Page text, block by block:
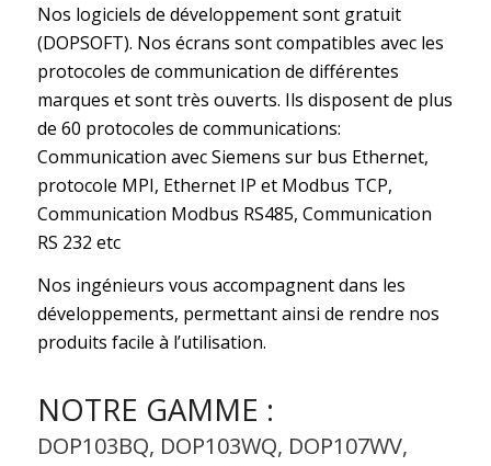
Nos logiciels de développement sont gratuit
(DOPSOFT). Nos écrans sont compatibles avec les
protocoles de communication de différentes
marques et sont très ouverts. Ils disposent de plus
de 60 protocoles de communications:
Communication avec Siemens sur bus Ethernet,
protocole MPI, Ethernet IP et Modbus TCP,
Communication Modbus RS485, Communication
RS 232 etc
Nos ingénieurs vous accompagnent dans les
développements, permettant ainsi de rendre nos
produits facile à l’utilisation.
NOTRE GAMME :
DOP103BQ, DOP103WQ, DOP107WV,